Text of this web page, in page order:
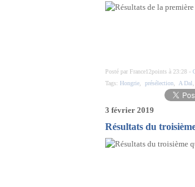
Posté par France12points à 23:28 -
Tags: Hongrie présélection A Dal
3 février 2019
Résultats du